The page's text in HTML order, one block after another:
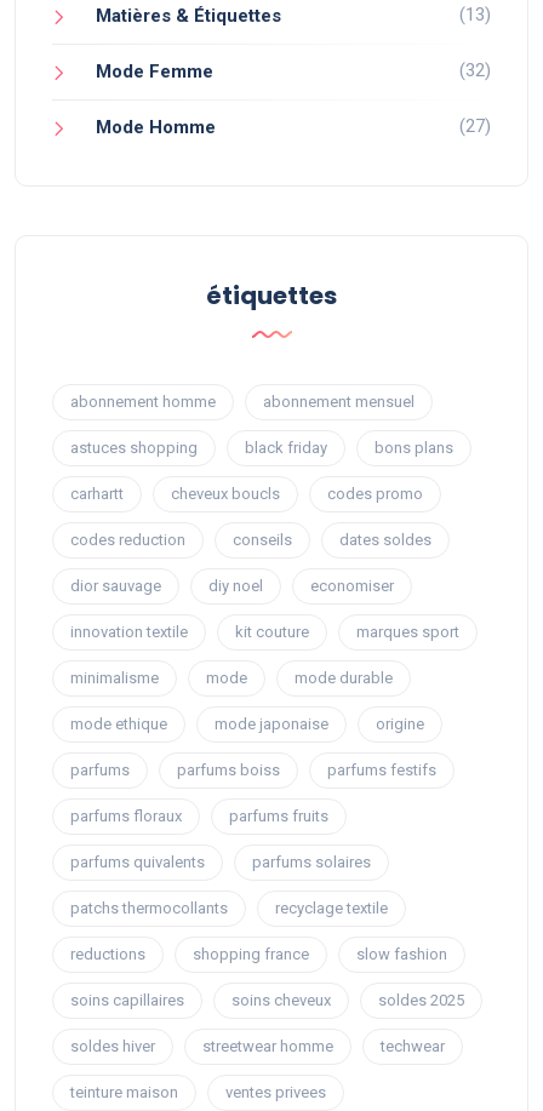
Matières & Étiquettes (13)
Mode Femme (32)
Mode Homme (27)
étiquettes
abonnement homme abonnement mensuel
astuces shopping black friday bons plans
carhartt cheveux boucls codes promo
codes reduction conseils dates soldes
dior sauvage diy noel economiser
innovation textile kit couture marques sport
minimalisme mode mode durable
mode ethique mode japonaise origine
parfums parfums boiss parfums festifs
parfums floraux parfums fruits
parfums quivalents parfums solaires
patchs thermocollants recyclage textile
reductions shopping france slow fashion
soins capillaires soins cheveux soldes 2025
soldes hiver streetwear homme techwear
teinture maison ventes privees